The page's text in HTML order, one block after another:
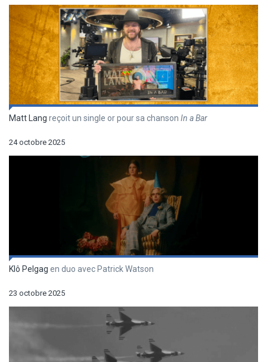
Matt Lang reçoit un single or pour sa chanson In a Bar
24 octobre 2025
Klô Pelgag en duo avec Patrick Watson
23 octobre 2025